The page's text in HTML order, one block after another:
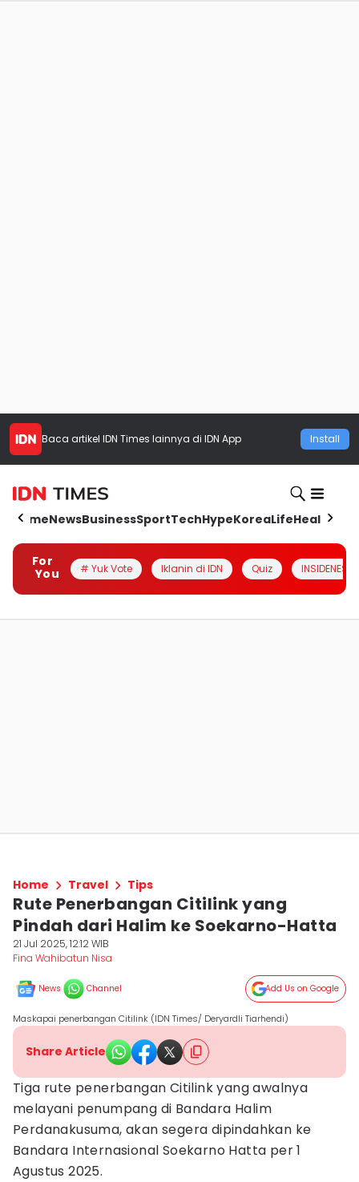
Baca artikel IDN Times lainnya di IDN App Install
HomeNewsBusinessSportTechHypeKoreaLifeHealth
For
You
# Yuk Vote Iklanin di IDN Quiz INSIDENESIA
Home Travel Tips
Rute Penerbangan Citilink yang
Pindah dari Halim ke Soekarno-Hatta
21 Jul 2025, 12:12 WIB
Fina Wahibatun Nisa
News Channel Add Us on Google
Maskapai penerbangan Citilink (IDN Times/ Deryardli Tiarhendi)
Share Article
Tiga rute penerbangan Citilink yang awalnya
melayani penumpang di Bandara Halim
Perdanakusuma, akan segera dipindahkan ke
Bandara Internasional Soekarno Hatta per 1
Agustus 2025.